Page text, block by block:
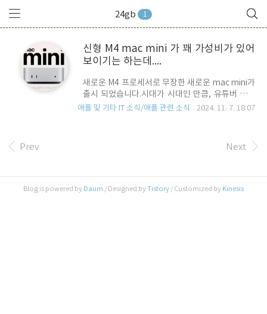
24gb 1
신형 M4 mac mini 가 꽤 가성비가 있어
보이기는 하는데....
새로운 M4 프로세서로 무장한 새로운 mac mini가
출시 되었습니다.시대가 시대인 만큼, 유튜버 분들
이 아주 상세하게 구성이나 성능분석 장/단점등을
굉장히 작아진 싸이즈에, 10 core CPU와 10core
GPU로 무장을 했지요.. 기본형을 기준으로 전작 대
에 따라 얼핏보면 굉장히 가성비가 좋아 보입니
다. 개인적으로도 이번 신형 mac mini를 보면서,
애플 및 기타 IT 소식/애플 관련 소식 2024. 11. 7. 18:07
Prev Next
Blog is powered by Daum / Designed byTistory / Customized by Kinesis